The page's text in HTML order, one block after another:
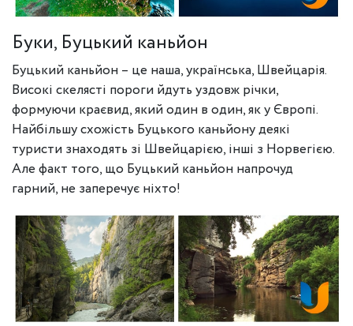
Буки, Буцький каньйон
Буцький каньйон – це наша, українська, Швейцарія.
Високі скелясті пороги йдуть уздовж річки,
формуючи краєвид, який один в один, як у Європі.
Найбільшу схожість Буцького каньйону деякі
туристи знаходять зі Швейцарією, інші з Норвегією.
Але факт того, що Буцький каньйон напрочуд
гарний, не заперечує ніхто!